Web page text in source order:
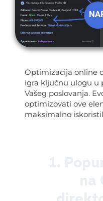
Optimizacija online
igra ključnu ulogu u
Vašeg poslovanja.
optimizovati ove
maksimalno